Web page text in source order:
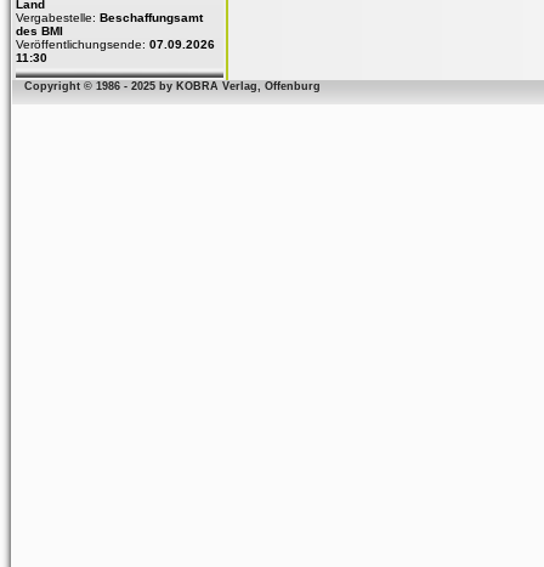
Land
Vergabestelle: Beschaffungsamt
des BMI
Veröffentlichungsende: 07.09.2026
11:30
Copyright © 1986 - 2025 by KOBRA Verlag, Offenburg